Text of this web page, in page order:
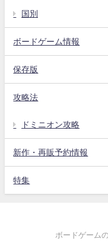
国別
ボードゲーム情報
保存版
攻略法
ドミニオン攻略
新作・再販予約情報
特集
ボードゲーム